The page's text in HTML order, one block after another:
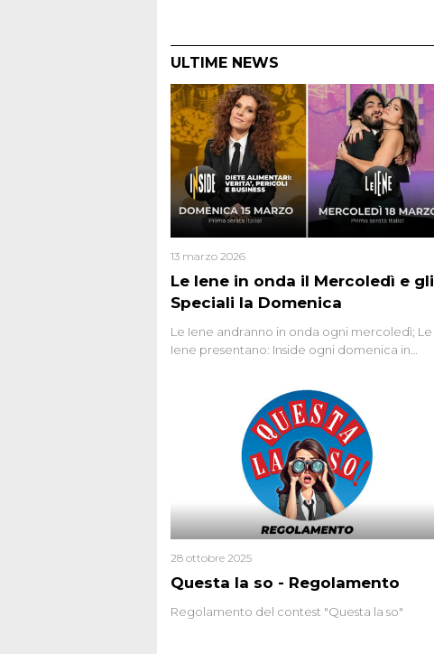
ULTIME NEWS
Le Iene in onda il Mercoledì e gli
Speciali la Domenica
13 marzo 2026
Le Iene andranno in onda ogni mercoledì; Le
Iene presentano: Inside ogni domenica in
Questa la so - Regolamento
28 ottobre 2025
Regolamento del contest "Questa la so"